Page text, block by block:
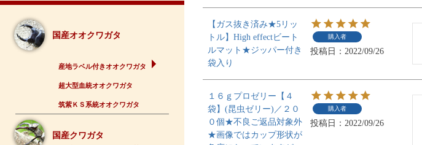
国産オオクワガタ
産地ラベル付きオオクワガタ
超大型血統オオクワガタ
筑紫ＫＳ系統オオクワガタ
国産クワガタ
【ガス抜き済み★5リッ
トル】High effectビート
ルマット★ジッパー付き
袋入り
購入者
投稿日 2022/09/26
１６ｇプロゼリー【４
袋】(昆虫ゼリー)／２０
０個★不良ご返品対象外
★画像ではカップ形状が
購入者
投稿日 2022/09/26